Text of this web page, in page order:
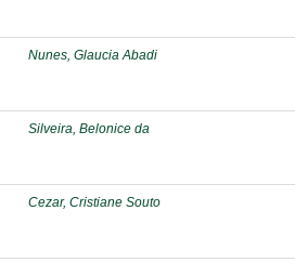
Nunes, Glaucia Abadi
Silveira, Belonice da
Cezar, Cristiane Souto